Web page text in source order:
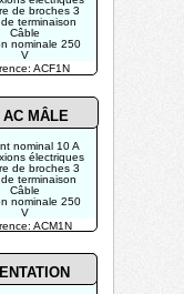
de broches 3
terminaison
Câble
nominale 250
V
nominal 10 A
électriques
de broches 3
terminaison
Câble
nominale 250
V
ACF1N
ACM1N
AC MÂLE